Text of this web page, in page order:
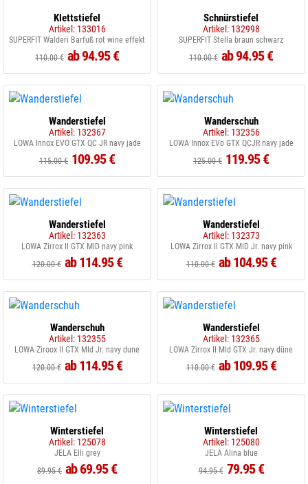
Klettstiefel
Artikel: 133016
SUPERFIT Walderi Barfuß rot wine effekt
110.00 € ab 94.95 €
Schnürstiefel
Artikel: 132998
SUPERFIT Stella braun schwarz
110.00 € ab 94.95 €
Wanderstiefel
Artikel: 132367
LOWA Innox EVO GTX QC JR navy jade
115.00 € 109.95 €
Wanderschuh
Artikel: 132356
LOWA Innox EVo GTX QCJR navy jade
125.00 € 119.95 €
Wanderstiefel
Artikel: 132363
LOWA Zirrox II GTX MID navy pink
120.00 € ab 114.95 €
Wanderstiefel
Artikel: 132373
LOWA Zirrox II GTX MID Jr. navy pink
110.00 € ab 104.95 €
Wanderschuh
Artikel: 132355
LOWA Ziroox II GTX MId Jr. navy dune
120.00 € ab 114.95 €
Wanderstiefel
Artikel: 132365
LOWA Zirrox II MId GTX Jr. navy düne
110.00 € ab 109.95 €
Winterstiefel
Artikel: 125078
JELA Elli grey
89.95 € ab 69.95 €
Winterstiefel
Artikel: 125080
JELA Alina blue
94.95 € 79.95 €